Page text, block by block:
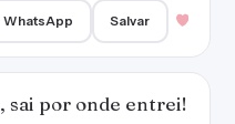
WhatsApp Salvar
sai por onde entrei!